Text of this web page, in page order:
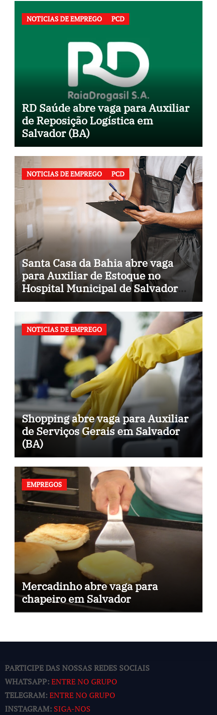
NOTICIAS DE EMPREGO PCD
RD Saúde abre vaga para Auxiliar
de Reposição Logística em
Salvador (BA)
NOTICIAS DE EMPREGO PCD
Santa Casa da Bahia abre vaga
para Auxiliar de Estoque no
Hospital Municipal de Salvador
(BA)
NOTICIAS DE EMPREGO
Shopping abre vaga para Auxiliar
de Serviços Gerais em Salvador
(BA)
EMPREGOS
Mercadinho abre vaga para
chapeiro em Salvador
PARTICIPE DAS NOSSAS REDES SOCIAIS
WHATSAPP:ENTRE NO GRUPO
TELEGRAM:ENTRE NO GRUPO
INSTAGRAM: SIGA-NOS